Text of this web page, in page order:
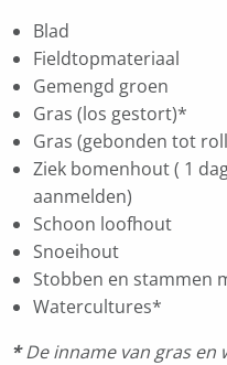
Blad
Fieldtopmateriaal
Gemengd groen
Gras (los gestort)*
Gras (gebonden tot
Ziek bomenhout ( 1
aanmelden)
Schoon loofhout
Snoeihout
Stobben en stammen
Watercultures*
*De inname van gras en